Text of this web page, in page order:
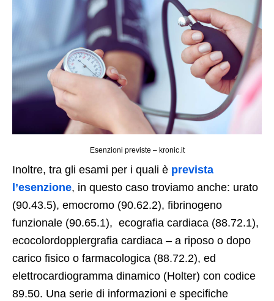
Esenzioni previste – kronic.it
Inoltre, tra gli esami per i quali è prevista
l’esenzione, in questo caso troviamo anche: urato
(90.43.5), emocromo (90.62.2), fibrinogeno
funzionale (90.65.1), ecografia cardiaca (88.72.1),
ecocolordopplergrafia cardiaca – a riposo o dopo
carico fisico o farmacologica (88.72.2), ed
elettrocardiogramma dinamico (Holter) con codice
89.50. Una serie di informazioni e specifiche